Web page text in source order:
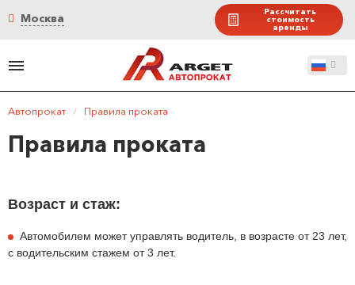
Москва Рассчитать
стоимость
аренды
Автопрокат / Правила проката
Правила проката
Возраст и стаж:
Автомобилем может управлять водитель, в возрасте от 23 лет,
с водительским стажем от 3 лет.